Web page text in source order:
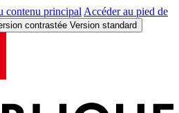
contenu principal Accéder au pied de
contrastée Version standard